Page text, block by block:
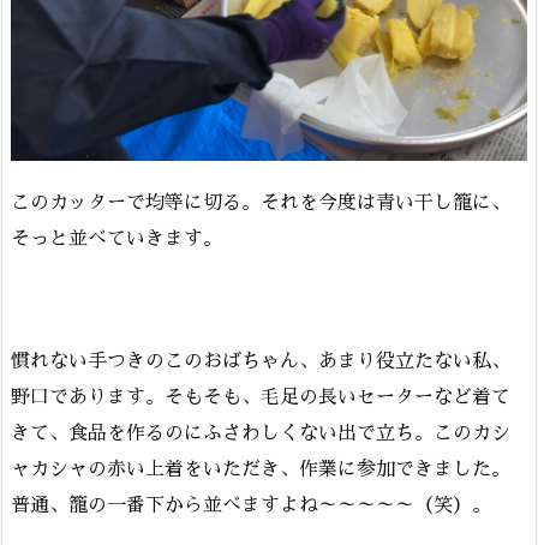
このカッターで均等に切る。それを今度は青い干し籠に、
そっと並べていきます。
慣れない手つきのこのおばちゃん、あまり役立たない私、
野口であります。そもそも、毛足の長いセーターなど着て
きて、食品を作るのにふさわしくない出で立ち。このカシ
ャカシャの赤い上着をいただき、作業に参加できました。
普通、籠の一番下から並べますよね～～～～～（笑）。